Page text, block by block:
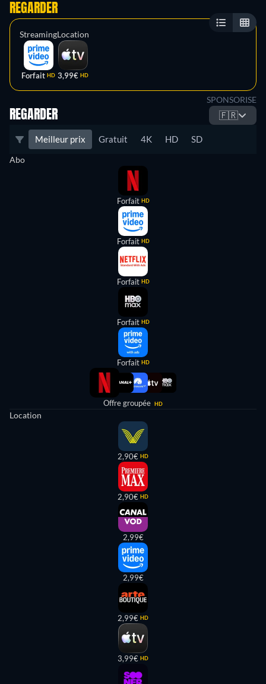
REGARDER
Streaming
Forfait HD
Location
3,99€ HD
SPONSORISE
REGARDER 🇫🇷
Meilleur prix Gratuit 4K HD SD
Abo
Forfait HD
Forfait HD
Forfait HD
Forfait HD
Forfait HD
Offre groupée HD
Location
2,90€ HD
2,90€ HD
2,99€
2,99€
2,99€ HD
3,99€ HD